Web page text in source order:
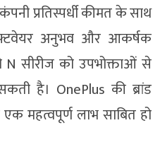
प्रतिस्पर्धी कीमत के साथ
अनुभव और आकर्षक
N सीरीज को उपभोक्ताओं से
है। OnePlus की ब्रांड
एक महत्वपूर्ण लाभ साबित हो